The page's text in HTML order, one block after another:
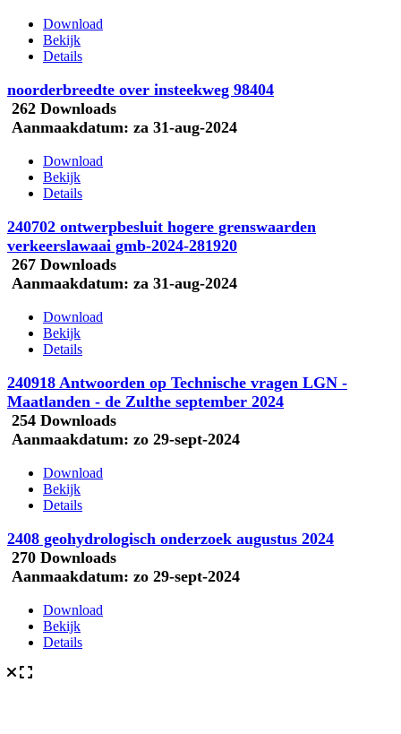
Download
Bekijk
Details
noorderbreedte over insteekweg 98404
262 Downloads
Aanmaakdatum: za 31-aug-2024
Download
Bekijk
Details
240702 ontwerpbesluit hogere grenswaarden
verkeerslawaai gmb-2024-281920
267 Downloads
Aanmaakdatum: za 31-aug-2024
Download
Bekijk
Details
240918 Antwoorden op Technische vragen LGN -
Maatlanden - de Zulthe september 2024
254 Downloads
Aanmaakdatum: zo 29-sept-2024
Download
Bekijk
Details
2408 geohydrologisch onderzoek augustus 2024
270 Downloads
Aanmaakdatum: zo 29-sept-2024
Download
Bekijk
Details